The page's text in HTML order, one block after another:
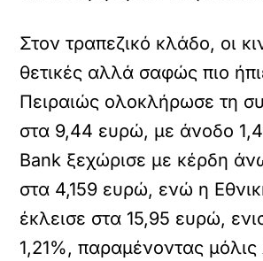
Στον τραπεζικό κλάδο, οι
θετικές αλλά σαφώς πιο
Πειραιώς ολοκλήρωσε τη
στα 9,44 ευρώ, με άνοδο
Bank ξεχώρισε με κέρδη
στα 4,159 ευρώ, ενώ η
έκλεισε στα 15,95 ευρώ,
1,21%, παραμένοντας μόλις